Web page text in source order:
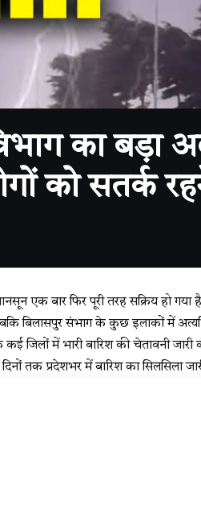
का बड़ा
को सतर्क
एक बार फिर पूरी तरह सक्रिय हो
बिलासपुर संभाग के कुछ इलाकों में
जिलों में भारी बारिश की चेतावनी जारी
तक प्रदेशभर में बारिश का सिलसिला